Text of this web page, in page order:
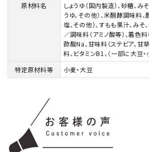
原材料名
しょうゆ（国内製造）、砂糖、み
うゆ、その他）、米醗酵調味料
塩、その他）、すもも果汁、みそ
／調味料（アミノ酸等）、着色料
酢酸Na、甘味料（ステビア、甘
料、ビタミンB1、（一部に大豆
特定原材料等
小麦・大豆